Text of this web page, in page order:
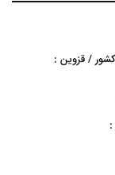
/ قزوین :
: